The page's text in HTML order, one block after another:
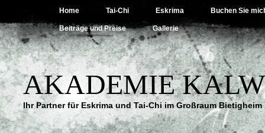
Home Tai-Chi Eskrima Buchen Sie
Beiträge und Preise Gallerie
AKADEMIE
Ihr Partner für Eskrima und Tai-Chi im Großraum Bietigheim